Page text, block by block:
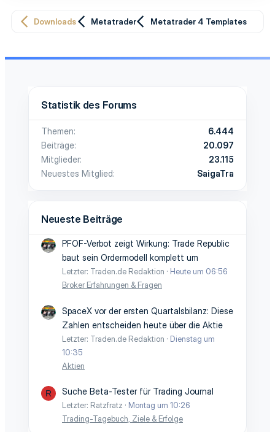
Downloads Metatrader Metatrader 4 Templates
Statistik des Forums
Themen
6.444
Beiträge
20.097
Mitglieder
23.115
Neuestes Mitglied
SaigaTra
Neueste Beiträge
PFOF-Verbot zeigt Wirkung: Trade Republic
baut sein Ordermodell komplett um
Letzter: Traden.de Redaktion
Heute um 06:56
Broker Erfahrungen & Fragen
SpaceX vor der ersten Quartalsbilanz: Diese
Zahlen entscheiden heute über die Aktie
Letzter: Traden.de Redaktion
Dienstag um
10:35
Aktien
R Suche Beta-Tester für Trading Journal
Letzter: Ratzfratz
Montag um 10:26
Trading-Tagebuch, Ziele & Erfolge